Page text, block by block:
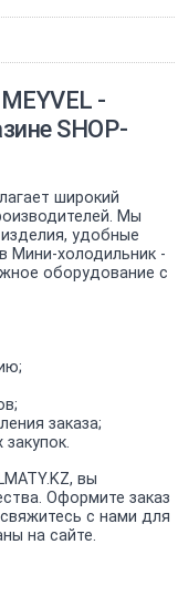
-
SHOP-
широкий
Мы
удобные
Мини-холодильник -
оборудование с
заказа;
вы
Оформите заказ
с нами для
на сайте.